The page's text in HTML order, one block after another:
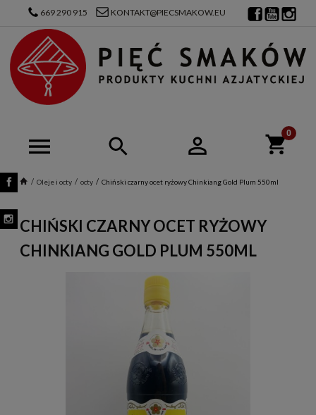
Oleje i octy octy Chiński czarny ocet ryżowy Chinkiang Gold Plum 550ml
669 290 915 KONTAKT@PIECSMAKOW.EU
CHIŃSKI CZARNY OCET RYŻOWY
CHINKIANG GOLD PLUM 550ML